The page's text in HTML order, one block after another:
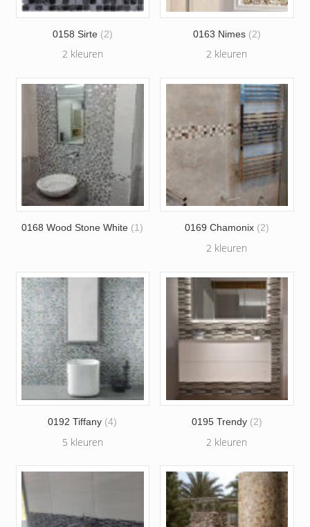
0158 Sirte (2)
2 kleuren
0163 Nimes (2)
2 kleuren
0168 Wood Stone White (1) 0169 Chamonix (2)
2 kleuren
0192 Tiffany (4)
5 kleuren
0195 Trendy (2)
2 kleuren